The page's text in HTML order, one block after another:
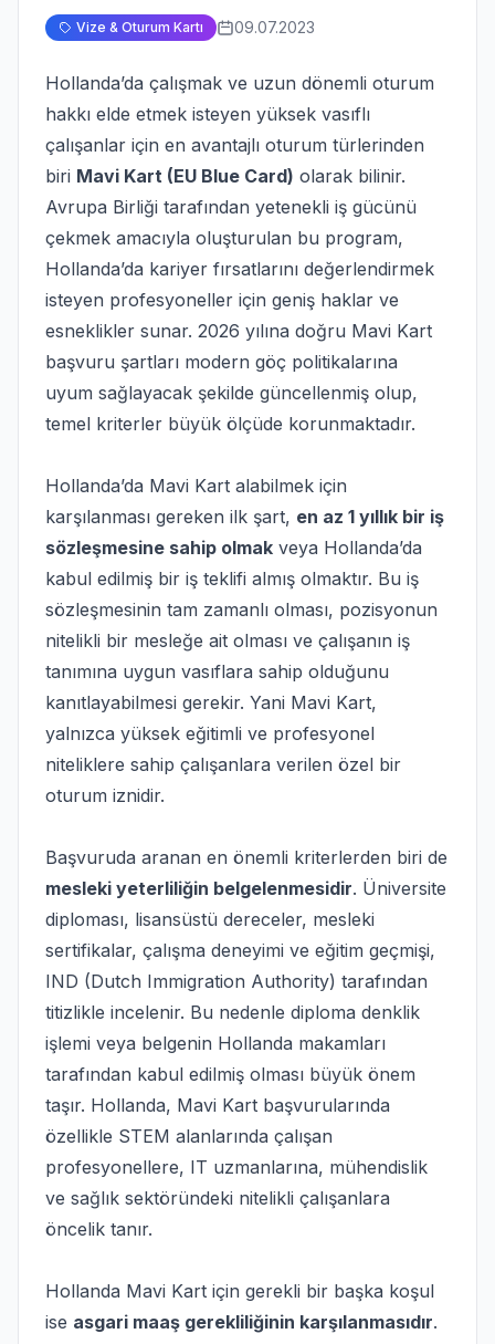
Vize & Oturum Kartı 09.07.2023
Hollanda’da çalışmak ve uzun dönemli oturum
hakkı elde etmek isteyen yüksek vasıflı
çalışanlar için en avantajlı oturum türlerinden
biri Mavi Kart (EU Blue Card) olarak bilinir.
Avrupa Birliği tarafından yetenekli iş gücünü
çekmek amacıyla oluşturulan bu program,
Hollanda’da kariyer fırsatlarını değerlendirmek
isteyen profesyoneller için geniş haklar ve
esneklikler sunar. 2026 yılına doğru Mavi Kart
başvuru şartları modern göç politikalarına
uyum sağlayacak şekilde güncellenmiş olup,
temel kriterler büyük ölçüde korunmaktadır.
Hollanda’da Mavi Kart alabilmek için
karşılanması gereken ilk şart, en az 1 yıllık bir iş
sözleşmesine sahip olmak veya Hollanda’da
kabul edilmiş bir iş teklifi almış olmaktır. Bu iş
sözleşmesinin tam zamanlı olması, pozisyonun
nitelikli bir mesleğe ait olması ve çalışanın iş
tanımına uygun vasıflara sahip olduğunu
kanıtlayabilmesi gerekir. Yani Mavi Kart,
yalnızca yüksek eğitimli ve profesyonel
niteliklere sahip çalışanlara verilen özel bir
oturum iznidir.
Başvuruda aranan en önemli kriterlerden biri de
mesleki yeterliliğin belgelenmesidir. Üniversite
diploması, lisansüstü dereceler, mesleki
sertifikalar, çalışma deneyimi ve eğitim geçmişi,
IND (Dutch Immigration Authority) tarafından
titizlikle incelenir. Bu nedenle diploma denklik
işlemi veya belgenin Hollanda makamları
tarafından kabul edilmiş olması büyük önem
taşır. Hollanda, Mavi Kart başvurularında
özellikle STEM alanlarında çalışan
profesyonellere, IT uzmanlarına, mühendislik
ve sağlık sektöründeki nitelikli çalışanlara
öncelik tanır.
Hollanda Mavi Kart için gerekli bir başka koşul
ise asgari maaş gerekliliğinin karşılanmasıdır.